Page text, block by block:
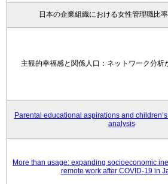
日本の企業組織における女性管理職比
主観的幸福感と関係人口：ネットワーク分析
Parental educational aspirations and
analysis
More than usage: expanding socioeconomic
remote work after COVID-19 in